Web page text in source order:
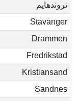
تروندهايم
Stavanger
Drammen
Fredrikstad
Kristiansand
Sandnes